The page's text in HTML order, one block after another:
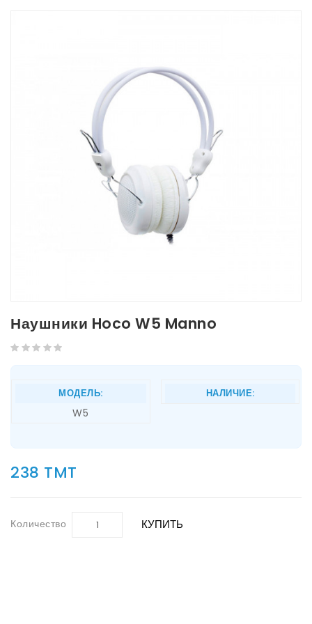
Наушники Hoco W5 Manno
МОДЕЛЬ:
W5
НАЛИЧИЕ:
238 TMT
Количество КУПИТЬ